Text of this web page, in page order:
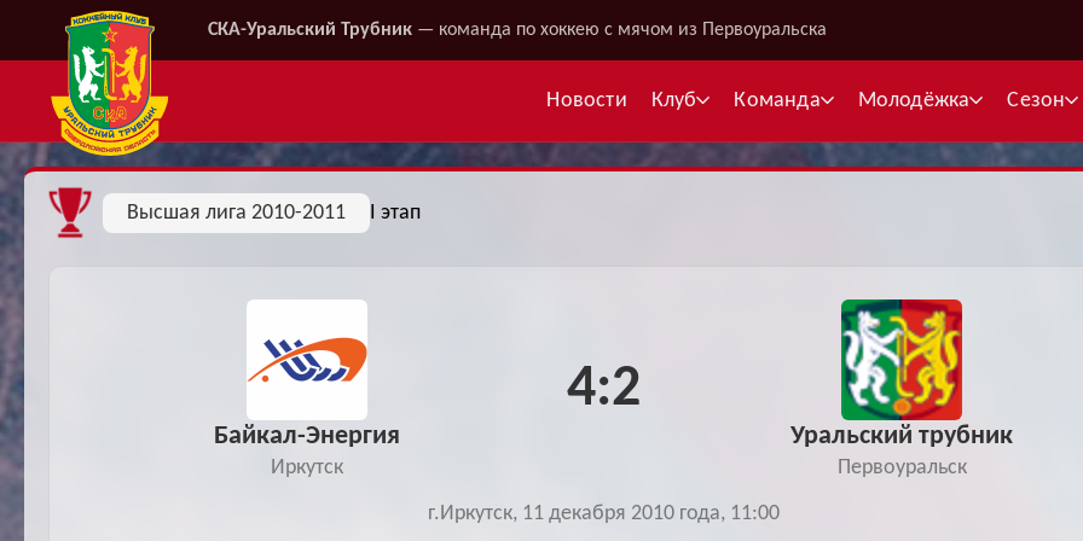
СКА-Уральский Трубник — команда по хоккею с мячом из Первоуральска
Новости Клуб Команда
Межсезонье
Telegram
Молодёжка
Межсезонье
Сезон
Высшая лига 2010-2011 I этап
Байкал-Энергия
Иркутск
4:2
Уральский трубник
Первоуральск
г.Иркутск, 11 декабря 2010 года, 11:00